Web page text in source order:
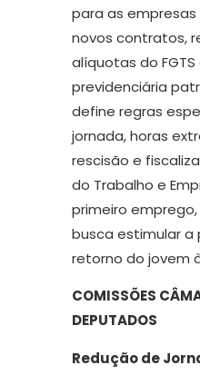
para as
novos contratos,
alíquotas do
previdenciária
define regras
jornada, horas
rescisão e
do Trabalho e
primeiro
busca estimular a
retorno do jovem
COMISSÕES
DEPUTADOS
Redução de